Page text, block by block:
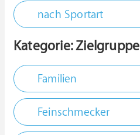
nach Sportart
Kategorie: Zielgruppe
Familien
Feinschmecker